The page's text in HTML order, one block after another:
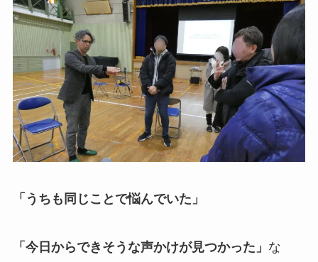
「うちも同じことで悩んでいた」
「今日からできそうな声かけが見つかった」 な